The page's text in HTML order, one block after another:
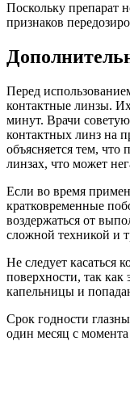
Поскольку препарат
признаков
Перед
контактные линзы.
минут. Врачи
контактных линз на
объясняется тем, что
линзах, что может
Если во время
кратковременные
воздержаться от
сложной техникой и
Не следует касаться
поверхности, так как
капельницы и
Срок годности
один месяц с